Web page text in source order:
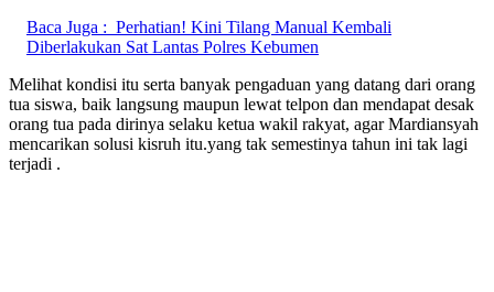
Baca Juga : Perhatian! Kini Tilang Manual Kembali
Diberlakukan Sat Lantas Polres Kebumen
Melihat kondisi itu serta banyak pengaduan yang datang dari orang
tua siswa, baik langsung maupun lewat telpon dan mendapat desak
orang tua pada dirinya selaku ketua wakil rakyat, agar Mardiansyah
mencarikan solusi kisruh itu.yang tak semestinya tahun ini tak lagi
terjadi .